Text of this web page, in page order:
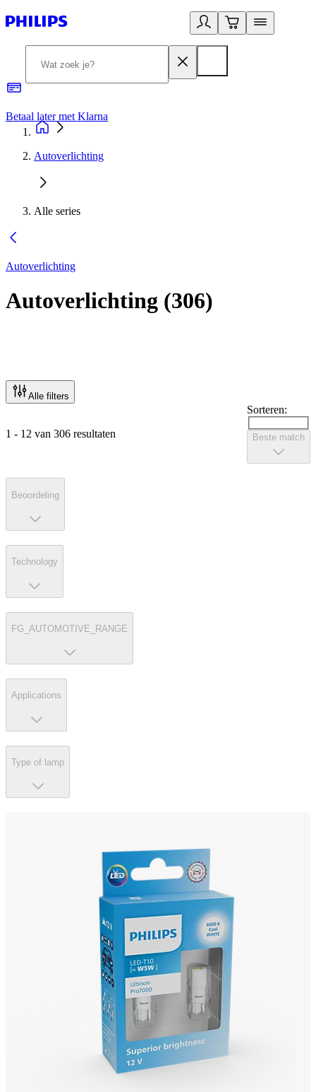
Betaal later met Klarna
Autoverlichting
Alle series
Autoverlichting
Autoverlichting (306)
Alle filters
1 - 12 van 306 resultaten
Sorteren:
Beste match
Beoordeling
Technology
FG_AUTOMOTIVE_RANGE
Applications
Type of lamp